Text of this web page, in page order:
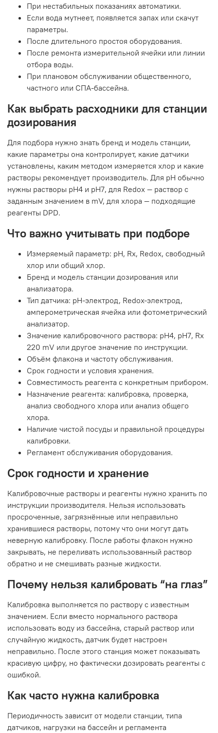
При нестабильных показаниях автоматики.
Если вода мутнеет, появляется запах или скачут
параметры.
После длительного простоя оборудования.
После ремонта измерительной ячейки или линии
отбора воды.
При плановом обслуживании общественного,
частного или СПА-бассейна.
Как выбрать расходники для станции
дозирования
Для подбора нужно знать бренд и модель станции,
какие параметры она контролирует, какие датчики
установлены, каким методом измеряется хлор и какие
растворы рекомендует производитель. Для pH обычно
нужны растворы pH4 и pH7, для Redox — раствор с
заданным значением в mV, для хлора — подходящие
реагенты DPD.
Что важно учитывать при подборе
Измеряемый параметр: pH, Rx, Redox, свободный
хлор или общий хлор.
Бренд и модель станции дозирования или
анализатора.
Тип датчика: pH-электрод, Redox-электрод,
амперометрическая ячейка или фотометрический
анализатор.
Значение калибровочного раствора: pH4, pH7, Rx
220 mV или другое значение по инструкции.
Объём флакона и частоту обслуживания.
Срок годности и условия хранения.
Совместимость реагента с конкретным прибором.
Назначение реагента: калибровка, проверка,
анализ свободного хлора или анализ общего
хлора.
Наличие чистой посуды и правильной процедуры
калибровки.
Регламент обслуживания оборудования.
Срок годности и хранение
Калибровочные растворы и реагенты нужно хранить по
инструкции производителя. Нельзя использовать
просроченные, загрязнённые или неправильно
хранившиеся растворы, потому что они могут дать
неверную калибровку. После работы флакон нужно
закрывать, не переливать использованный раствор
обратно и не смешивать разные жидкости.
Почему нельзя калибровать “на глаз”
Калибровка выполняется по раствору с известным
значением. Если вместо нормального раствора
использовать воду из бассейна, старый раствор или
случайную жидкость, датчик будет настроен
неправильно. После этого станция может показывать
красивую цифру, но фактически дозировать реагенты с
ошибкой.
Как часто нужна калибровка
Периодичность зависит от модели станции, типа
датчиков, нагрузки на бассейн и регламента